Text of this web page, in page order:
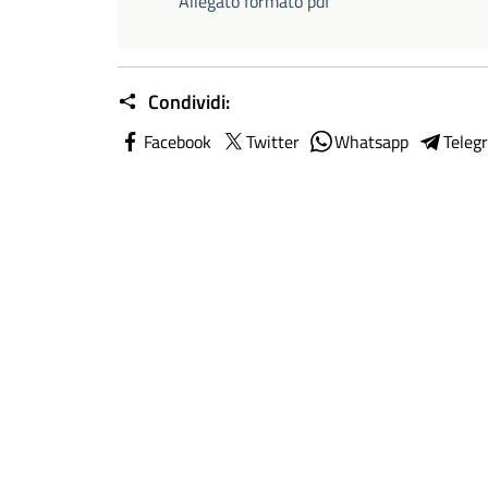
Condividi:
Facebook Twitter Whatsapp